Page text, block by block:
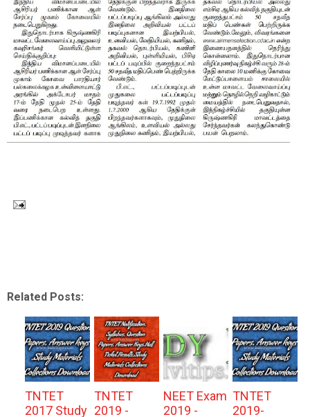
Related Posts:
TNTET
2017 Study
TNTET
2019 -
NEET Exam
2019 -
TNTET
2019-